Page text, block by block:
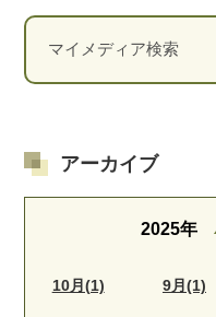
アーカイブ
2025年
10月(1) 9月(1)